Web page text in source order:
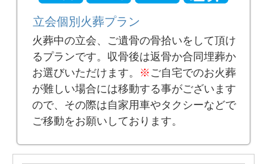
立会個別火葬プラン
火葬中の立会、ご遺骨の骨拾いをして頂け
るプランです。収骨後は返骨か合同埋葬か
お選びいただけます。 ※ ご自宅でのお火葬
が難しい場合には移動する事がございます
ので、その際は自家用車やタクシーなどで
ご移動をお願いしております。